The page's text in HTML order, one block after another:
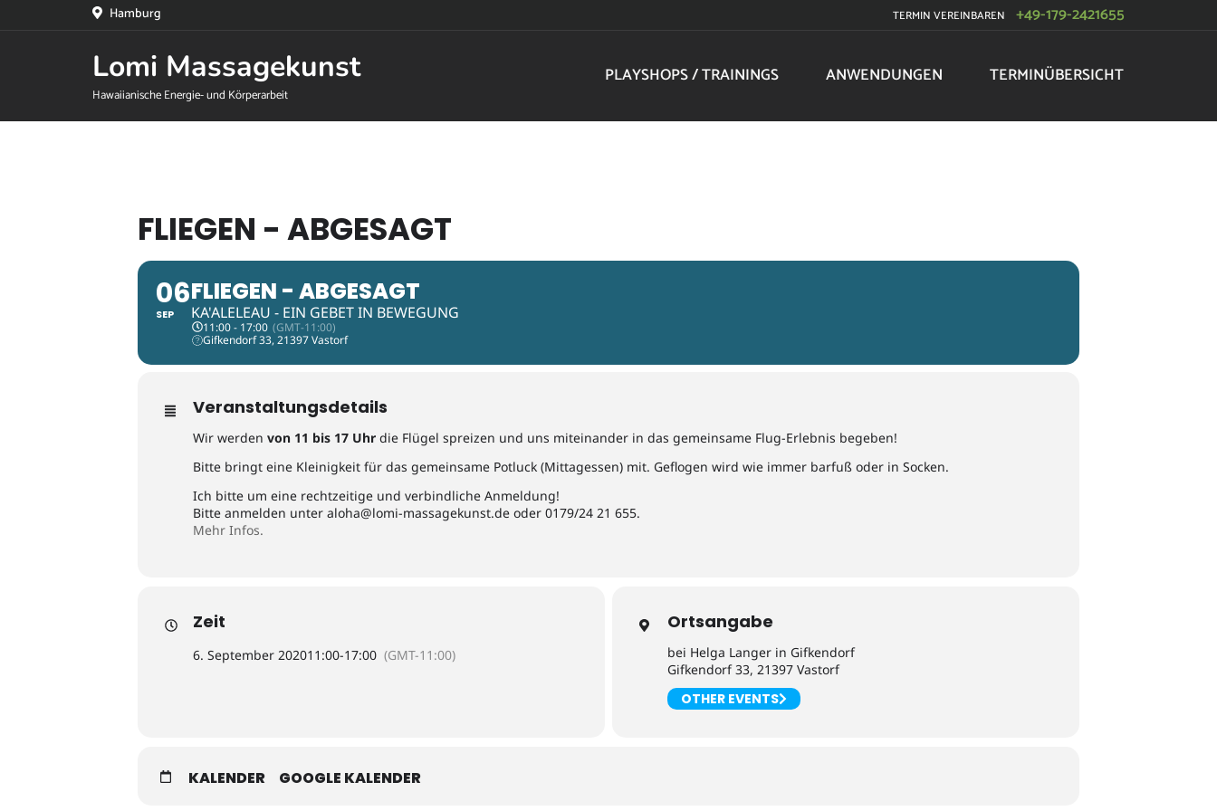
Hamburg TERMIN VEREINBAREN +49-179-2421655
Lomi Massagekunst
Hawaiianische Energie- und Körperarbeit
PLAYSHOPS / TRAININGS ANWENDUNGEN TERMINÜBERSICHT
FLIEGEN - ABGESAGT
06
SEP
FLIEGEN - ABGESAGT
KA'ALELEAU - EIN GEBET IN BEWEGUNG
11:00 - 17:00 (GMT-11:00)
Gifkendorf 33, 21397 Vastorf
Veranstaltungsdetails
Wir werden von 11 bis 17 Uhr die Flügel spreizen und uns miteinander in das gemeinsame Flug-Erlebnis begeben!
Bitte bringt eine Kleinigkeit für das gemeinsame Potluck (Mittagessen) mit. Geflogen wird wie immer barfuß oder in Socken.
Ich bitte um eine rechtzeitige und verbindliche Anmeldung!
Bitte anmelden unter
ed.ts
nukeg
assam
-imol
@ahol
a
oder 0179/24 21 655.
Mehr Infos.
Zeit
6. September 202011:00-17:00 (GMT-11:00)
Ortsangabe
bei Helga Langer in Gifkendorf
Gifkendorf 33, 21397 Vastorf
OTHER EVENTS
KALENDER GOOGLE KALENDER